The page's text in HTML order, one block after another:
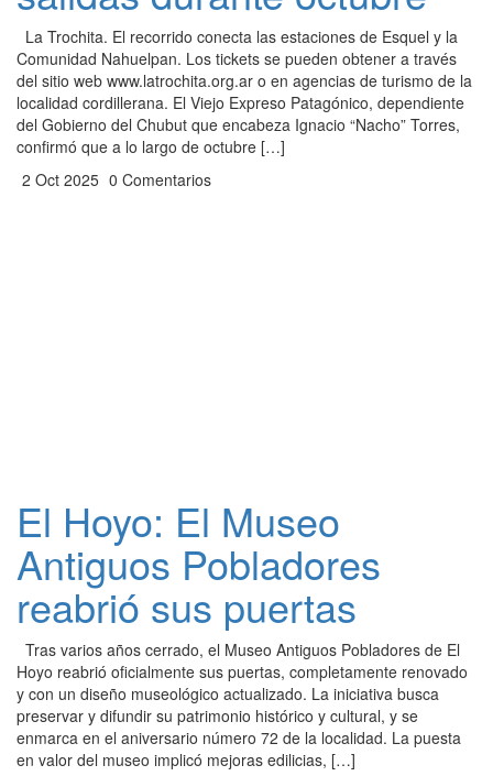
La Trochita. El recorrido conecta las estaciones de Esquel y la
Comunidad Nahuelpan. Los tickets se pueden obtener a través
del sitio web www.latrochita.org.ar o en agencias de turismo de la
localidad cordillerana. El Viejo Expreso Patagónico, dependiente
del Gobierno del Chubut que encabeza Ignacio “Nacho” Torres,
confirmó que a lo largo de octubre […]
2 Oct 2025 0 Comentarios
El Hoyo: El Museo
Antiguos Pobladores
reabrió sus puertas
Tras varios años cerrado, el Museo Antiguos Pobladores de El
Hoyo reabrió oficialmente sus puertas, completamente renovado
y con un diseño museológico actualizado. La iniciativa busca
preservar y difundir su patrimonio histórico y cultural, y se
enmarca en el aniversario número 72 de la localidad. La puesta
en valor del museo implicó mejoras edilicias, […]